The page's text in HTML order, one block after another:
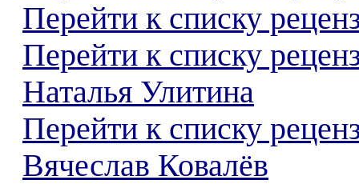
Перейти к списку
Перейти к списку
Наталья Улитина
Перейти к списку
Вячеслав Ковалёв